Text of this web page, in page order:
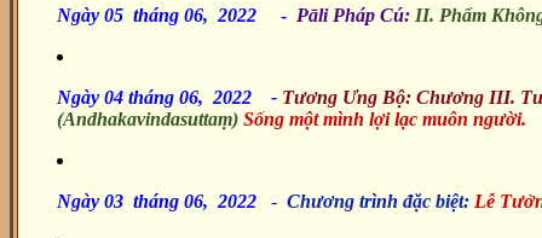
Ngày 05 tháng 06, 2022 - Pāli Pháp Cú: II. Phẩm
Ngày 04 tháng 06, 2022 - Tương Ưng Bộ: Chương III.
(Andhakavindasuttaṃ)Sống một mình lợi lạc muôn người.
Ngày 03 tháng 06, 2022 - Chương trình đặc biệt: Lễ